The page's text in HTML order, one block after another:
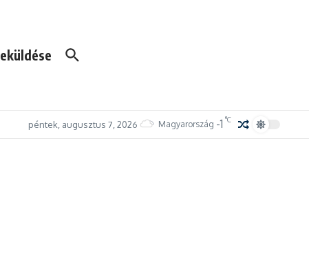
péntek, augusztus 7, 2026 Magyarország -1 °C